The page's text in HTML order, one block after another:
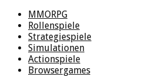
MMORPG
Rollenspiele
Strategiespiele
Simulationen
Actionspiele
Browsergames